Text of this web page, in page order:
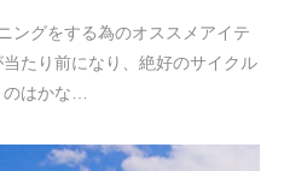
ングをする為のオススメアイテ
たり前になり、絶好のサイクル
はかな…